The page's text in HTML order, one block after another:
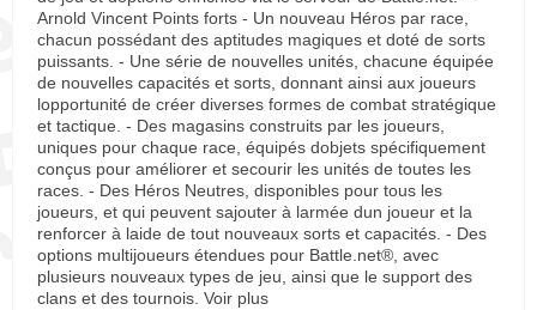
Arnold Vincent Points forts - Un nouveau Héros par race,
chacun possédant des aptitudes magiques et doté de sorts
puissants. - Une série de nouvelles unités, chacune équipée
de nouvelles capacités et sorts, donnant ainsi aux joueurs
lopportunité de créer diverses formes de combat stratégique
et tactique. - Des magasins construits par les joueurs,
uniques pour chaque race, équipés dobjets spécifiquement
conçus pour améliorer et secourir les unités de toutes les
races. - Des Héros Neutres, disponibles pour tous les
joueurs, et qui peuvent sajouter à larmée dun joueur et la
renforcer à laide de tout nouveaux sorts et capacités. - Des
options multijoueurs étendues pour Battle.net®, avec
plusieurs nouveaux types de jeu, ainsi que le support des
clans et des tournois. Voir plus